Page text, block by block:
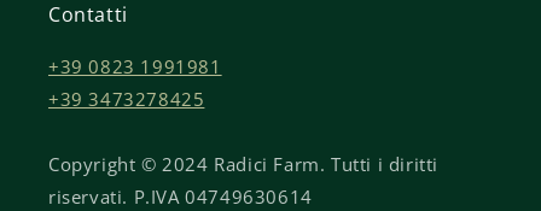
Contatti
+39 0823 1991981
+39 3473278425
Copyright © 2024 Radici Farm. Tutti i diritti
riservati. P.IVA 04749630614